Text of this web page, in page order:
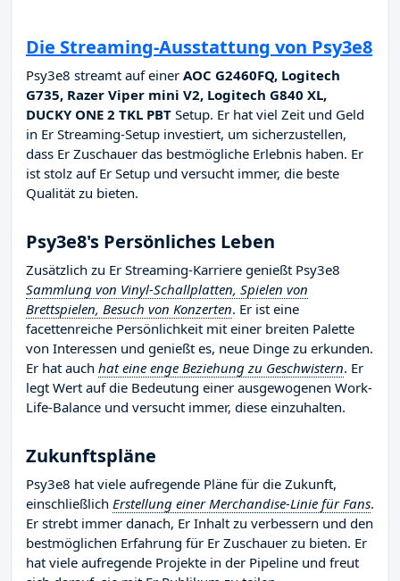
Die Streaming-Ausstattung von Psy3e8
Psy3e8 streamt auf einer AOC G2460FQ, Logitech
G735, Razer Viper mini V2, Logitech G840 XL,
DUCKY ONE 2 TKL PBT Setup. Er hat viel Zeit und Geld
in Er Streaming-Setup investiert, um sicherzustellen,
dass Er Zuschauer das bestmögliche Erlebnis haben. Er
ist stolz auf Er Setup und versucht immer, die beste
Qualität zu bieten.
Psy3e8's Persönliches Leben
Zusätzlich zu Er Streaming-Karriere genießt Psy3e8
Sammlung von Vinyl-Schallplatten, Spielen von
Brettspielen, Besuch von Konzerten. Er ist eine
facettenreiche Persönlichkeit mit einer breiten Palette
von Interessen und genießt es, neue Dinge zu erkunden.
Er hat auch hat eine enge Beziehung zu Geschwistern. Er
legt Wert auf die Bedeutung einer ausgewogenen Work-
Life-Balance und versucht immer, diese einzuhalten.
Zukunftspläne
Psy3e8 hat viele aufregende Pläne für die Zukunft,
einschließlich Erstellung einer Merchandise-Linie für Fans.
Er strebt immer danach, Er Inhalt zu verbessern und den
bestmöglichen Erfahrung für Er Zuschauer zu bieten. Er
hat viele aufregende Projekte in der Pipeline und freut